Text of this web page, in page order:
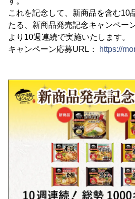
これを記念して、新商品を含む10
たる、新商品発売記念キャンペー
より10週連続で実施いたします。
キャンペーン応募URL：
https://